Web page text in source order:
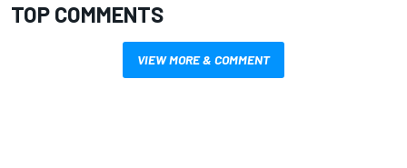
TOP COMMENTS
VIEW MORE & COMMENT